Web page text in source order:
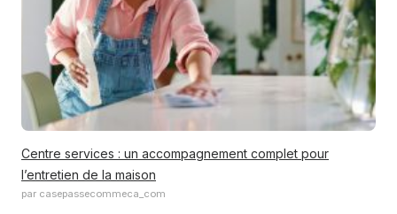
Centre services : un accompagnement complet pour
l’entretien de la maison
par casepassecommeca_com